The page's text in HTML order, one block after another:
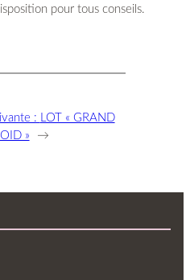
pour tous conseils.
: LOT « GRAND
»
→